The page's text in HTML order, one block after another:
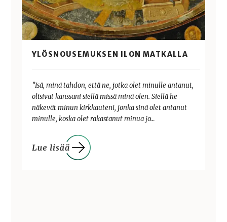
YLÖSNOUSEMUKSEN ILON MATKALLA
”Isä, minä tahdon, että ne, jotka olet minulle antanut,
olisivat kanssani siellä missä minä olen. Siellä he
näkevät minun kirkkauteni, jonka sinä olet antanut
minulle, koska olet rakastanut minua jo…